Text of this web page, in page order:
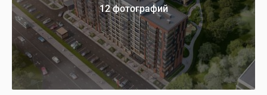
12 фотографий